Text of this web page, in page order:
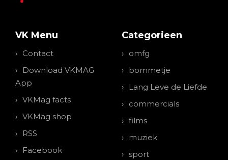
VK Menu
Contact
Download VKMAG
App
VKMag facts
VKMag shop
RSS
Facebook
Categorieen
omfg
bommetje
Lang Leve de Liefde
commercials
films
muziek
sport